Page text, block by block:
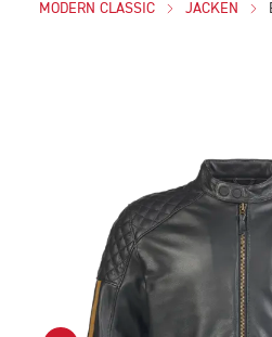
MODERN CLASSIC
JACKEN